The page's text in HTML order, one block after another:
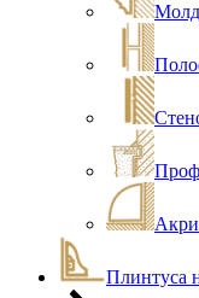
Плинтуса